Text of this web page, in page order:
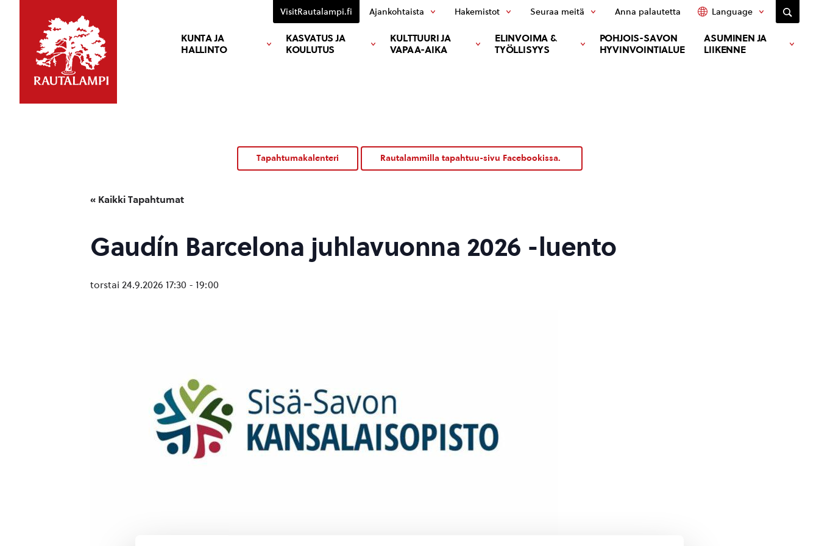
KUNTA JA
HALLINTO
KASVATUS JA
KOULUTUS
KULTTUURI JA
VAPAA-AIKA
ELINVOIMA &
TYÖLLISYYS
POHJOIS-SAVON
HYVINVOINTIALUE
ASUMINEN JA
LIIKENNE
VisitRautalampi.fi Ajankohtaista Hakemistot Seuraa meitä Anna palautetta Language
Tapahtumakalenteri Rautalammilla tapahtuu-sivu Facebookissa.
« Kaikki Tapahtumat
Gaudín Barcelona juhlavuonna 2026 -luento
torstai 24.9.2026 17:30 - 19:00